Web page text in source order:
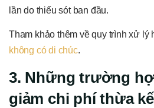
lần do thiếu sót ban đầu.
Tham khảo thêm về quy trình xử lý
không có di chúc.
3. Những trường
giảm chi phí thừa kế